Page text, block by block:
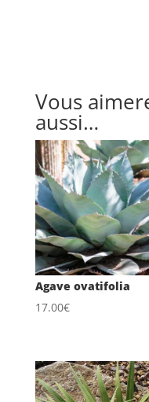
Vous
aussi…
Agave ovatifolia
17.00€